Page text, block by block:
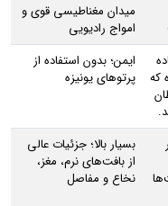
میدان مغناطیسی قوی و
امواج رادیویی
که
ایمن؛ بدون استفاده از
پرتوهای یونیزه
بسیار بالا؛ جزئیات عالی
از بافت‌های نرم، مغز،
نخاع و مفاصل